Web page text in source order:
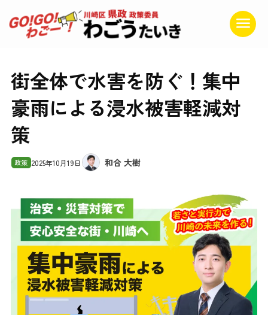
街全体で水害を防ぐ！集中
豪雨による浸水被害軽減対
策
政策 2025年10月19日 和合 大樹